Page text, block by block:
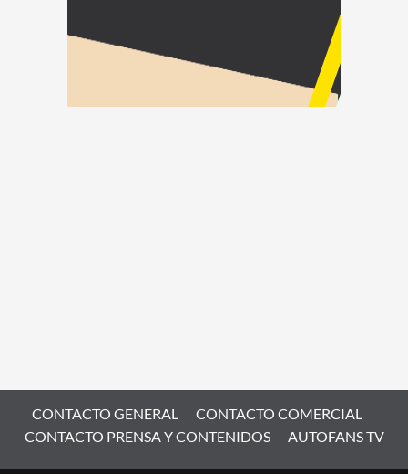
CONTACTO GENERAL
CONTACTO COMERCIAL
CONTACTO PRENSA Y CONTENIDOS
AUTOFANS TV